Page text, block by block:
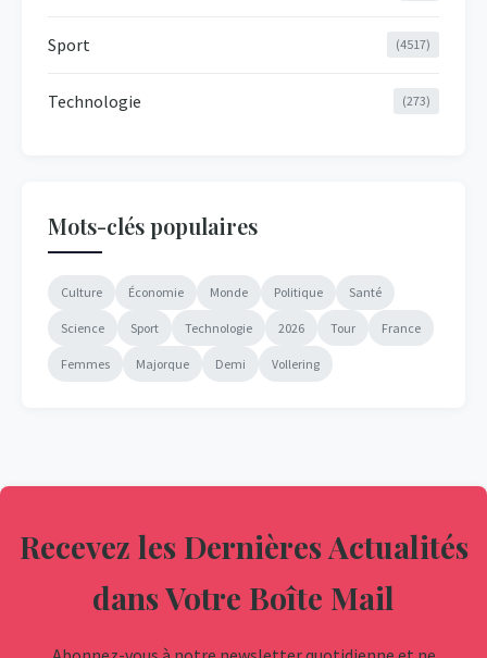
Sport (4517)
Technologie (273)
Mots-clés populaires
Culture Économie Monde Politique Santé
Science Sport Technologie 2026 Tour France
Femmes Majorque Demi Vollering
Recevez les Dernières Actualités
dans Votre Boîte Mail